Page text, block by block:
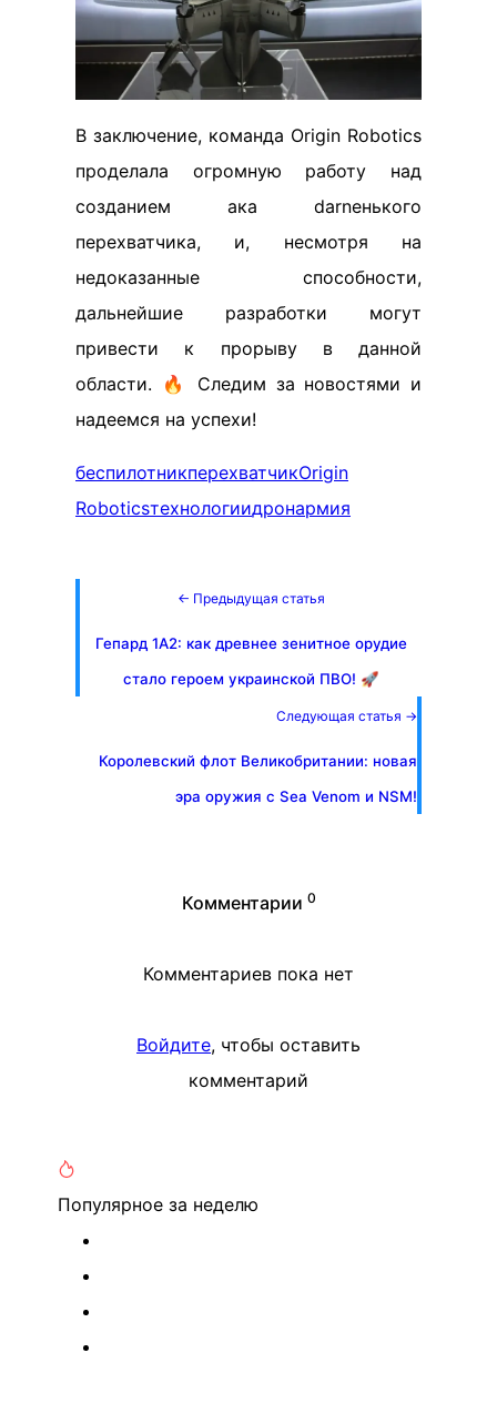
В заключение, команда Origin Robotics
проделала огромную работу над
созданием ака darnенького
перехватчика, и, несмотря на
недоказанные способности,
дальнейшие разработки могут
привести к прорыву в данной
области. 🔥 Следим за новостями и
надеемся на успехи!
беспилотникперехватчикOrigin
Roboticsтехнологиидронармия
← Предыдущая статья
Гепард 1А2: как древнее зенитное орудие
стало героем украинской ПВО! 🚀
Следующая статья →
Королевский флот Великобритании: новая
эра оружия с Sea Venom и NSM!
Комментарии 0
Комментариев пока нет
Войдите, чтобы оставить
комментарий
Популярное за неделю